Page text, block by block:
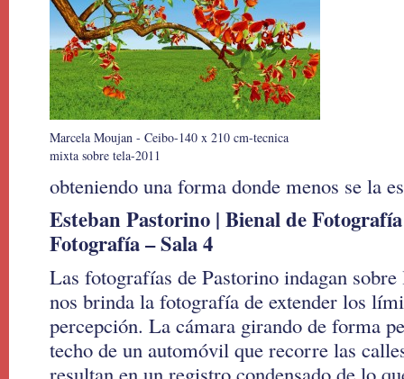
Marcela Moujan - Ceibo-140 x 210 cm-tecnica
mixta sobre tela-2011
obteniendo una forma donde menos se la
Esteban Pastorino | Bienal de
Fotografía – Sala 4
Las fotografías de Pastorino indagan
nos brinda la fotografía de extender los
percepción. La cámara girando de forma
techo de un automóvil que recorre las
resultan en un registro condensado de lo